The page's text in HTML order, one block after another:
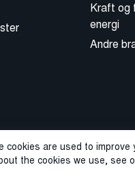
are used to
the cookies we use, see
Kraft og
energi
Andre